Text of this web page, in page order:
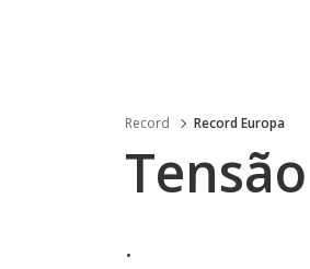
Record Record Europa
.